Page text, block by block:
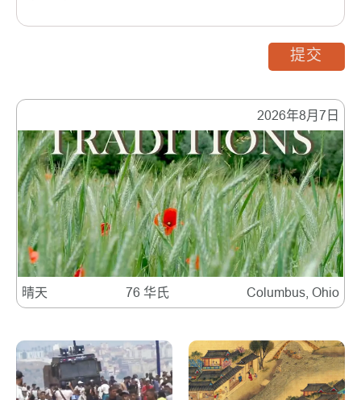
2026年8月7日
晴天 76 华氏 Columbus, Ohio
提交